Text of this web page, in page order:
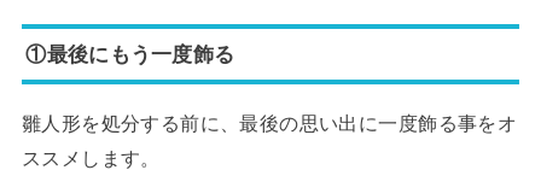
①最後にもう一度飾る
雛人形を処分する前に、最後の思い出に一度飾る事をオ
ススメします。